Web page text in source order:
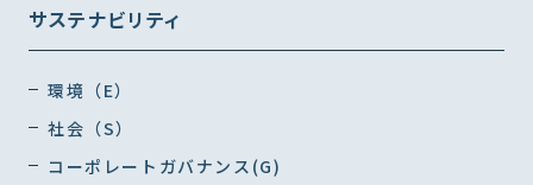
サステナビリティ
環境（E）
社会（S）
コーポレートガバナンス(G)